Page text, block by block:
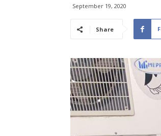
September 19, 2020
Share